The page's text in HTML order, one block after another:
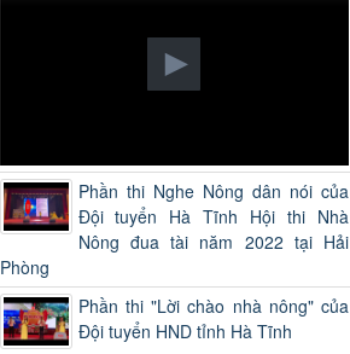
Phần thi Nghe Nông dân nói của
Đội tuyển Hà Tĩnh Hội thi Nhà
Nông đua tài năm 2022 tại Hải
Phòng
Phần thi "Lời chào nhà nông" của
Đội tuyển HND tỉnh Hà Tĩnh